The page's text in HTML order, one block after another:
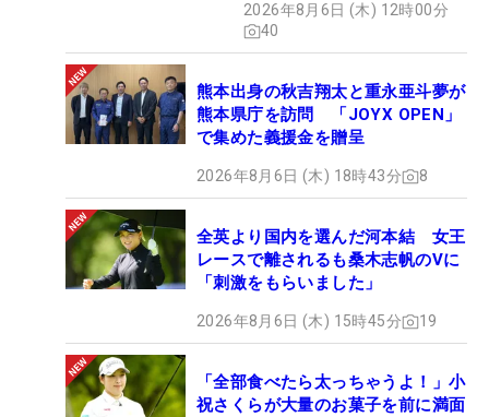
2026年8月6日 (木) 12時00分
40
熊本出身の秋吉翔太と重永亜斗夢が
熊本県庁を訪問 「JOYX OPEN」
で集めた義援金を贈呈
2026年8月6日 (木) 18時43分 8
全英より国内を選んだ河本結 女王
レースで離されるも桑木志帆のVに
「刺激をもらいました」
2026年8月6日 (木) 15時45分 19
「全部食べたら太っちゃうよ！」小
祝さくらが大量のお菓子を前に満面